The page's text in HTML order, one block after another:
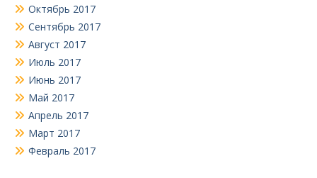
Октябрь 2017
Сентябрь 2017
Август 2017
Июль 2017
Июнь 2017
Май 2017
Апрель 2017
Март 2017
Февраль 2017